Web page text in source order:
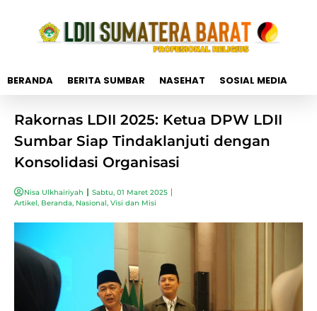
BERANDA BERITA SUMBAR NASEHAT SOSIAL MEDIA
Rakornas LDII 2025: Ketua DPW LDII
Sumbar Siap Tindaklanjuti dengan
Konsolidasi Organisasi
Nisa Ulkhairiyah
Sabtu, 01 Maret 2025
Artikel, Beranda, Nasional, Visi dan Misi